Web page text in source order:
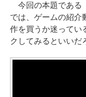
今回の本題である
では、ゲームの紹介
作を買うか迷ってい
クしてみるといいだ